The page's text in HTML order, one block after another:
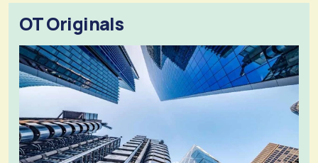
OT Originals